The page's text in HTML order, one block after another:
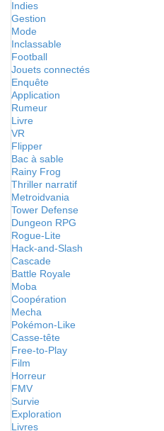
Indies
Gestion
Mode
Inclassable
Football
Jouets connectés
Enquête
Application
Rumeur
Livre
VR
Flipper
Bac à sable
Rainy Frog
Thriller narratif
Metroidvania
Tower Defense
Dungeon RPG
Rogue-Lite
Hack-and-Slash
Cascade
Battle Royale
Moba
Coopération
Mecha
Pokémon-Like
Casse-tête
Free-to-Play
Film
Horreur
FMV
Survie
Exploration
Livres